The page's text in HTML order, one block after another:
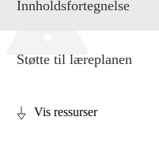
Innholdsfortegnelse
Støtte til læreplanen
Vis ressurser